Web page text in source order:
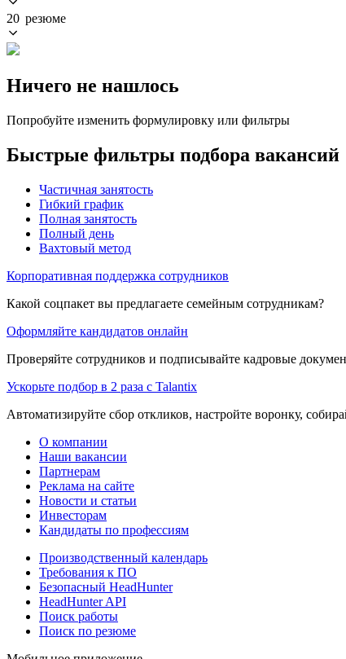
20 резюме
Ничего не нашлось
Попробуйте изменить формулировку или фильтры
Быстрые фильтры подбора вакансий
Частичная занятость
Гибкий график
Полная занятость
Полный день
Вахтовый метод
Корпоративная поддержка сотрудников
Какой соцпакет вы предлагаете семейным сотрудникам?
Оформляйте кандидатов онлайн
Проверяйте сотрудников и подписывайте кадровые
Ускорьте подбор в 2 раза с Talantix
Автоматизируйте сбор откликов, настройте воронку,
О компании
Наши вакансии
Партнерам
Реклама на сайте
Новости и статьи
Инвесторам
Кандидаты по профессиям
Производственный календарь
Требования к ПО
Безопасный HeadHunter
HeadHunter API
Поиск работы
Поиск по резюме